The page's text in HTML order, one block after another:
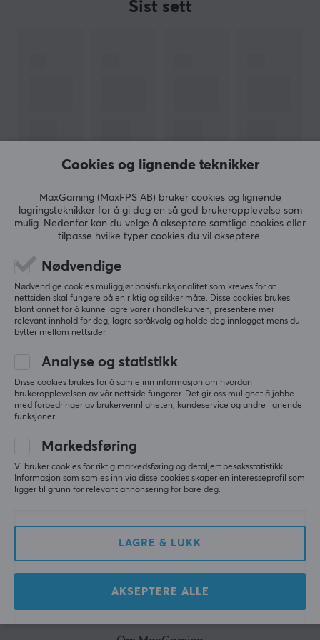
tastene på plass igjen. Det finnes mange guider og
rimelig måte å forbedre skriveopplevelsen på. De kan
redusere støynivået, gi en jevnere og mer dempet
på utkikk etter en måte å optimalisere tastaturet ditt
på og gjøre det mer behagelig å bruke, kan O-ringer
være løsningen du har lett etter.
Sist sett
Nyhetsbrev for gamere
Mer enn 400 000 gamere abonnerer i dag på vårt
nyhetsbrev. Få eksklusive nyheter, få gode tilbud og
ABONNER
Kundeservice
Salgsbetingelser
MAXGAMING
Cookies og lignende teknikker
MaxGaming (MaxFPS AB) bruker cookies og lignende
lagringsteknikker for å gi deg en så god brukeropplevelse som
mulig. Nedenfor kan du velge å akseptere samtlige cookies eller
tilpasse hvilke typer cookies du vil akseptere.
Nødvendige
Nødvendige cookies muliggjør basisfunksjonalitet som kreves for at
nettsiden skal fungere på en riktig og sikker måte. Disse cookies brukes
blant annet for å kunne lagre varer i handlekurven, presentere mer
relevant innhold for deg, lagre språkvalg og holde deg innlogget mens du
bytter mellom nettsider.
Analyse og statistikk
Disse cookies brukes for å samle inn informasjon om hvordan
brukeropplevelsen av vår nettside fungerer. Det gir oss mulighet å jobbe
med forbedringer av brukervennligheten, kundeservice og andre lignende
funksjoner.
Markedsføring
Vi bruker cookies for riktig markedsføring og detaljert besøksstatistikk.
Informasjon som samles inn via disse cookies skaper en interesseprofil som
ligger til grunn for relevant annonsering for bare deg.
LAGRE & LUKK
AKSEPTERE ALLE